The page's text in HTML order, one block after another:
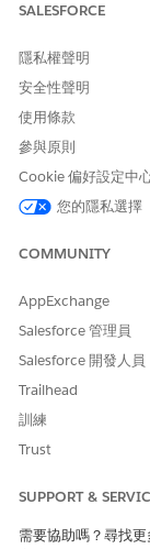
DMO,再將資料用
帳戶
帳戶連絡人
資產
資產里程碑
資產參與者
個案
財務帳戶餘額
財務帳戶費用
財務帳戶對象
財務帳戶交易
商機
忠誠度交易日誌
機會
機會產品
產品
SALESFORCE
隱私權聲明
安全性聲明
使用條款
參與原則
Cookie 偏好設定中
您的隱私選擇
COMMUNITY
AppExchange
Salesforce 管理員
Salesforce 開發人員
Trailhead
訓練
Trust
SUPPORT &
需要協助嗎？尋找